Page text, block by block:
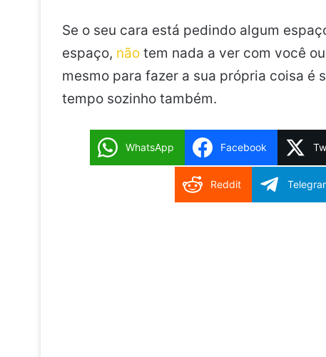
Se o seu cara está pedindo algum
espaço, não tem nada a ver com você
mesmo para fazer a sua própria coisa é
tempo sozinho também.
WhatsApp Facebook
Reddit